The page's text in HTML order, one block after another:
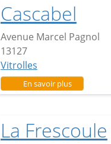
Cascabel
Avenue Marcel Pagnol
13127
Vitrolles
En savoir plussur Cascabel
La Frescoule